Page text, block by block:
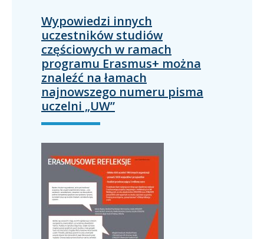
Wypowiedzi innych
uczestników studiów
częściowych w ramach
programu Erasmus+ można
znaleźć na łamach
najnowszego numeru pisma
uczelni „UW”